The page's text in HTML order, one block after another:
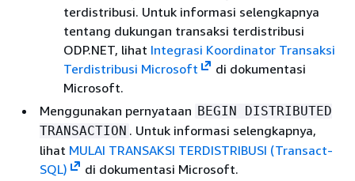
terdistribusi. Untuk informasi selengkapnya
tentang dukungan transaksi terdistribusi
ODP.NET, lihat Integrasi Koordinator Transaksi
Terdistribusi Microsoft
di dokumentasi
Microsoft.
Menggunakan pernyataan BEGIN DISTRIBUTED
TRANSACTION . Untuk informasi selengkapnya,
lihat MULAI TRANSAKSI TERDISTRIBUSI (Transact-
SQL)
di dokumentasi Microsoft.